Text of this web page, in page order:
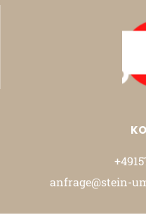
anfrage@stein-